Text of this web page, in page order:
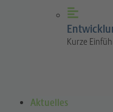
Kurze
Aktuelles